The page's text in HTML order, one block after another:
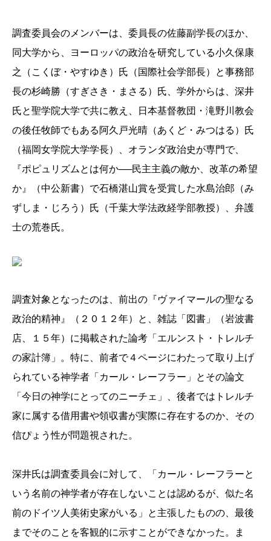
調査委員会のメンバーは、委員長の佐藤副学長のほか、
同大学から、ヨーロッパの政治を研究している小久保康
之（こくぼ・やすゆき）氏（国際社会学部長）と事務部
長の杉崎勝（すぎさき・まさる）氏、学外からは、深井
氏と聖学院大学で共に教え、日本基督教団・滝野川教会
の後任牧師でもある阿久戸光晴（あくど・みつはる）氏
（福岡女学院大学学長）、オランダ政治史が専門で、
『ポピュリズムとは何か──民主主義の敵か、改革の希望
か』（中公新書）で石橋湛山賞を受賞した水島治郎（み
ずしま・じろう）氏（千葉大学法政経学部教授）、弁護
士の荒巻氏。
調査対象となったのは、前出の『ヴァイマールの聖なる
政治的精神』（２０１２年）と、雑誌「図書」（岩波書
店、１５年）に掲載された論考「エルンスト・トレルチ
の家計簿」。特に、前者で４ページにわたって取り上げ
られている神学者「カール・レーフラー」とその論文
「今日の神学にとってのニーチェ」、後者ではトレルチ
家に属する借用書や領収書が実際に存在するのか、その
信ぴょう性が問題視された。
深井氏は調査委員会に対して、「カール・レーフラーと
いう名前の神学者が存在しないことは認めるが、似た名
前のドイツ人美術史家がいる」と主張したものの、最後
までそのことを客観的に示すことができなかった。ま